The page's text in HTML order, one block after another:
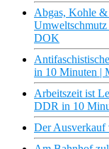
Abgas, Kohle &
DOK
in 10 Minuten |
Arbeitszeit ist
DDR in 10
Der Ausverkauf